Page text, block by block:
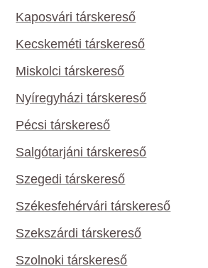
Kaposvári társkereső
Kecskeméti társkereső
Miskolci társkereső
Nyíregyházi társkereső
Pécsi társkereső
Salgótarjáni társkereső
Szegedi társkereső
Székesfehérvári társkereső
Szekszárdi társkereső
Szolnoki társkereső